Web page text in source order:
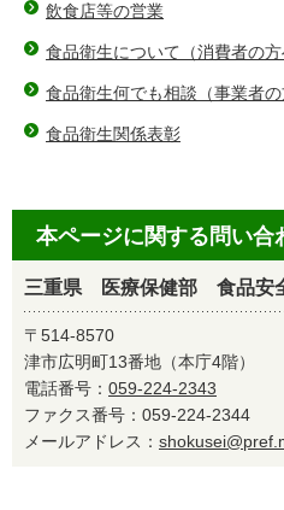
飲食店等の営業
食品衛生について（消費者の方
食品衛生何でも相談（事業者の
食品衛生関係表彰
本ページに関する問い合
三重県 医療保健部 食品安
〒514-8570
津市広明町13番地（本庁4階）
電話番号： 059-224-2343
ファクス番号：059-224-2344
メールアドレス：